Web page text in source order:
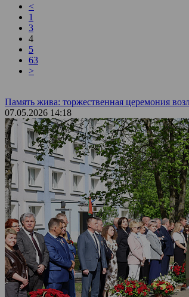
<
1
3
4
5
63
>
Память жива: торжественная церемония
07.05.2026 14:18